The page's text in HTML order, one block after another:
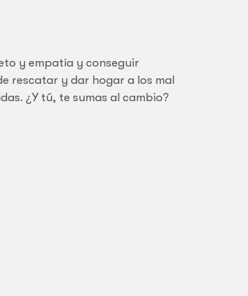
y empatía y conseguir
rescatar y dar hogar a los mal
¿Y tú, te sumas al cambio?